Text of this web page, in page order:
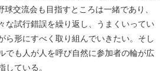
交流会も目指すところは一緒であり、
な試行錯誤を繰り返し、うまくいってい
ら形にすべく取り組んでいきたい。そし
でも人が人を呼び自然に参加者の輪が広
している。